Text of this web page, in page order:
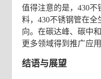
值得注意的是， 430不
料， 430不锈钢管在全
向。在碳达峰、碳中
更多领域得到推广应
结语与展望